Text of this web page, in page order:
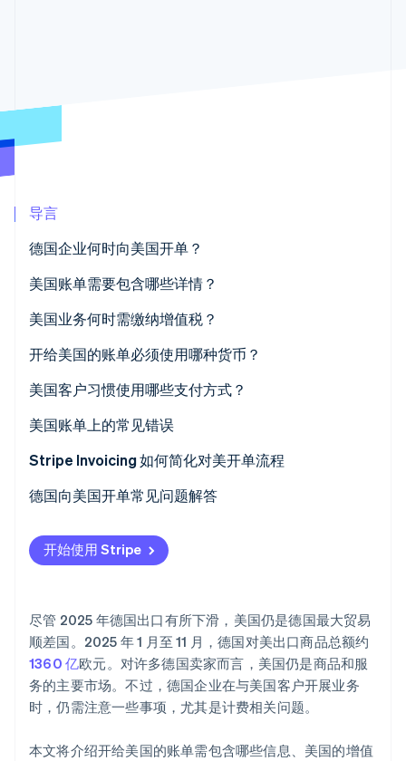
Product roadmap
初创企业注册
Climate
碳移除
Identity
了解 Stripe 如何为 AI 构建经济基础设施。
导言
德国企业何时向美国开单？
美国账单需要包含哪些详情？
美国业务何时需缴纳增值税？
什么是反向征收程序？
开给美国的账单必须使用哪种货币？
美元账单
以欧元开单
美国客户习惯使用哪些支付方式？
ACH
信用卡
电汇
美国账单上的常见错误
Stripe Invoicing 如何简化对美开单流程
德国向美国开单常见问题解答
开始使用 Stripe
尽管 2025 年德国出口有所下滑，美国仍是德国最大贸易
顺差国。2025 年 1 月至 11 月，德国对美出口商品总额约
1360 亿欧元。对许多德国卖家而言，美国仍是商品和服
务的主要市场。不过，德国企业在与美国客户开展业务
时，仍需注意一些事项，尤其是计费相关问题。
本文将介绍开给美国的账单需包含哪些信息、美国的增值